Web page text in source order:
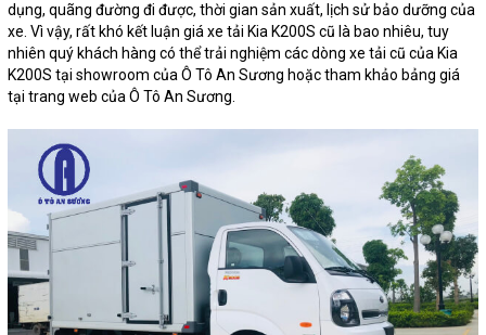
dụng, quãng đường đi được, thời gian sản xuất, lịch sử bảo dưỡng của
xe. Vì vậy, rất khó kết luận giá xe tải Kia K200S cũ là bao nhiêu, tuy
nhiên quý khách hàng có thể trải nghiệm các dòng xe tải cũ của Kia
K200S tại showroom của Ô Tô An Sương hoặc tham khảo bảng giá
tại trang web của Ô Tô An Sương.